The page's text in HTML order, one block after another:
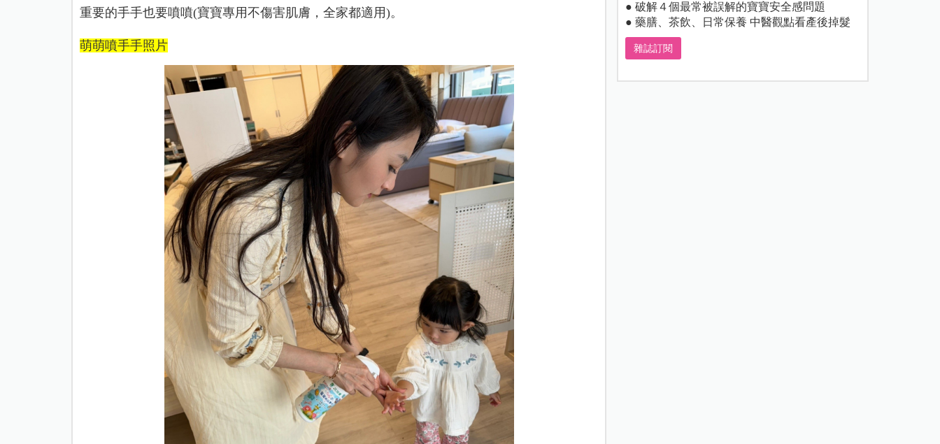
重要的手手也要噴噴(寶寶專用不傷害肌膚， 全家都適用)。
萌萌噴手手照片
● 破解４個最常被誤解的寶寶安全感問題
● 藥膳、茶飲、日常保養 中醫觀點看產後掉髮
雜誌訂閱